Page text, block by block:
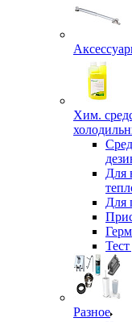
Хим.
Для
Для
Разное